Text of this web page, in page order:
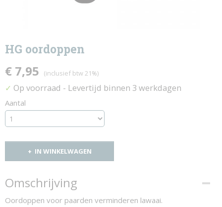
HG oordoppen
€ 7,95 (inclusief btw 21%)
✓ Op voorraad - Levertijd binnen 3 werkdagen
Aantal
IN WINKELWAGEN
Omschrijving
Oordoppen voor paarden verminderen lawaai.